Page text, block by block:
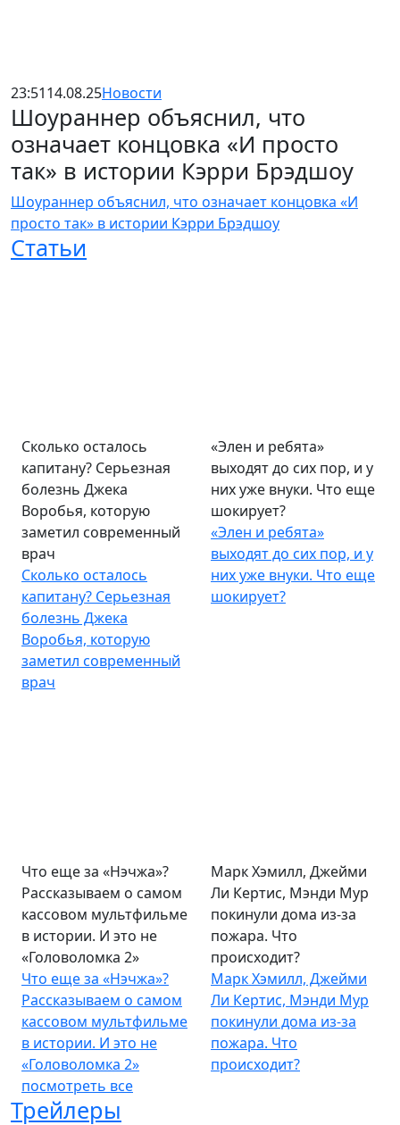
23:5114.08.25Новости
Шоураннер объяснил, что
означает концовка «И просто
так» в истории Кэрри Брэдшоу
Шоураннер объяснил, что означает концовка «И
просто так» в истории Кэрри Брэдшоу
Статьи
Сколько осталось
капитану? Серьезная
болезнь Джека
Воробья, которую
заметил современный
врач
Сколько осталось
капитану? Серьезная
болезнь Джека
Воробья, которую
заметил современный
врач
«Элен и ребята»
выходят до сих пор, и у
них уже внуки. Что еще
шокирует?
«Элен и ребята»
выходят до сих пор, и у
них уже внуки. Что еще
шокирует?
Что еще за «Нэчжа»?
Рассказываем о самом
кассовом мультфильме
в истории. И это не
«Головоломка 2»
Что еще за «Нэчжа»?
Рассказываем о самом
кассовом мультфильме
в истории. И это не
«Головоломка 2»
Марк Хэмилл, Джейми
Ли Кертис, Мэнди Мур
покинули дома из-за
пожара. Что
происходит?
Марк Хэмилл, Джейми
Ли Кертис, Мэнди Мур
покинули дома из-за
пожара. Что
происходит?
посмотреть все
Трейлеры